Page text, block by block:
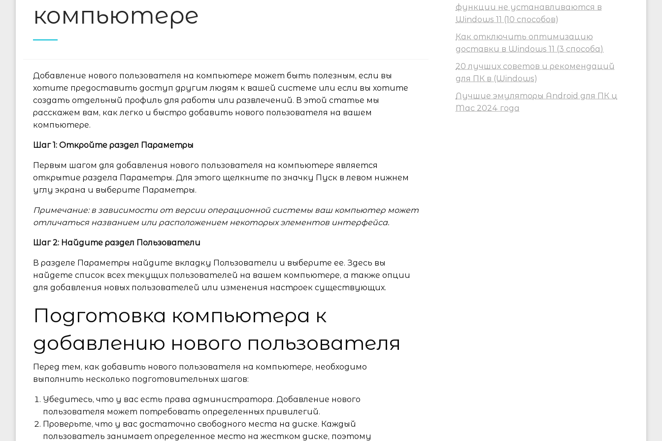
компьютере
Добавление нового пользователя на компьютере может быть полезным, если вы
хотите предоставить доступ другим людям к вашей системе или если вы хотите
создать отдельный профиль для работы или развлечений. В этой статье мы
расскажем вам, как легко и быстро добавить нового пользователя на вашем
компьютере.
Шаг 1: Откройте раздел Параметры
Первым шагом для добавления нового пользователя на компьютере является
открытие раздела Параметры. Для этого щелкните по значку Пуск в левом нижнем
углу экрана и выберите Параметры.
Примечание: в зависимости от версии операционной системы ваш компьютер может
отличаться названием или расположением некоторых элементов интерфейса.
Шаг 2: Найдите раздел Пользователи
В разделе Параметры найдите вкладку Пользователи и выберите ее. Здесь вы
найдете список всех текущих пользователей на вашем компьютере, а также опции
для добавления новых пользователей или изменения настроек существующих.
Подготовка компьютера к
добавлению нового пользователя
Перед тем, как добавить нового пользователя на компьютере, необходимо
выполнить несколько подготовительных шагов:
Убедитесь, что у вас есть права администратора. Добавление нового
пользователя может потребовать определенных привилегий.
Проверьте, что у вас достаточно свободного места на диске. Каждый
пользователь занимает определенное место на жестком диске, поэтому
функции не устанавливаются в
Windows 11 (10 способов)
Как отключить оптимизацию
доставки в Windows 11 (3 способа)
20 лучших советов и рекомендаций
для ПК в (Windows)
Лучшие эмуляторы Android для ПК и
Mac 2024 года